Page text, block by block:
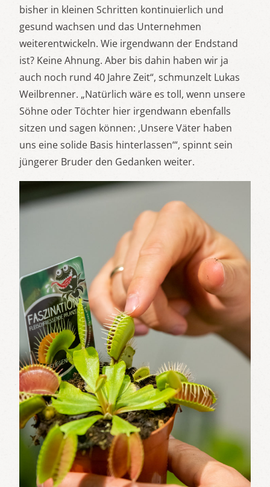
bisher in kleinen Schritten kontinuierlich und
gesund wachsen und das Unternehmen
weiterentwickeln. Wie irgendwann der Endstand
ist? Keine Ahnung. Aber bis dahin haben wir ja
auch noch rund 40 Jahre Zeit“, schmunzelt Lukas
Weilbrenner. „Natürlich wäre es toll, wenn unsere
Söhne oder Töchter hier irgendwann ebenfalls
sitzen und sagen können: ‚Unsere Väter haben
uns eine solide Basis hinterlassen‘“, spinnt sein
jüngerer Bruder den Gedanken weiter.